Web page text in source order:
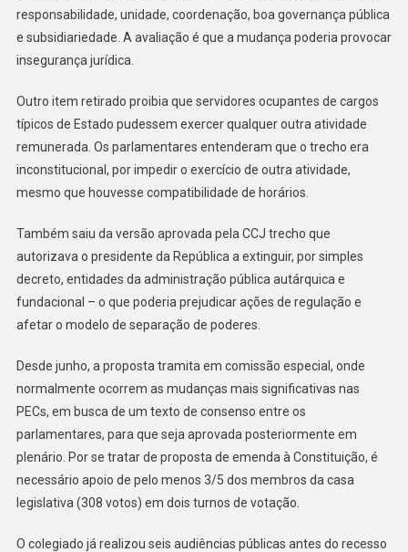
responsabilidade, unidade, coordenação, boa governança pública
e subsidiariedade. A avaliação é que a mudança poderia provocar
insegurança jurídica.
Outro item retirado proibia que servidores ocupantes de cargos
típicos de Estado pudessem exercer qualquer outra atividade
remunerada. Os parlamentares entenderam que o trecho era
inconstitucional, por impedir o exercício de outra atividade,
mesmo que houvesse compatibilidade de horários.
Também saiu da versão aprovada pela CCJ trecho que
autorizava o presidente da República a extinguir, por simples
decreto, entidades da administração pública autárquica e
fundacional – o que poderia prejudicar ações de regulação e
afetar o modelo de separação de poderes.
Desde junho, a proposta tramita em comissão especial, onde
normalmente ocorrem as mudanças mais significativas nas
PECs, em busca de um texto de consenso entre os
parlamentares, para que seja aprovada posteriormente em
plenário. Por se tratar de proposta de emenda à Constituição, é
necessário apoio de pelo menos 3/5 dos membros da casa
legislativa (308 votos) em dois turnos de votação.
O colegiado já realizou seis audiências públicas antes do recesso